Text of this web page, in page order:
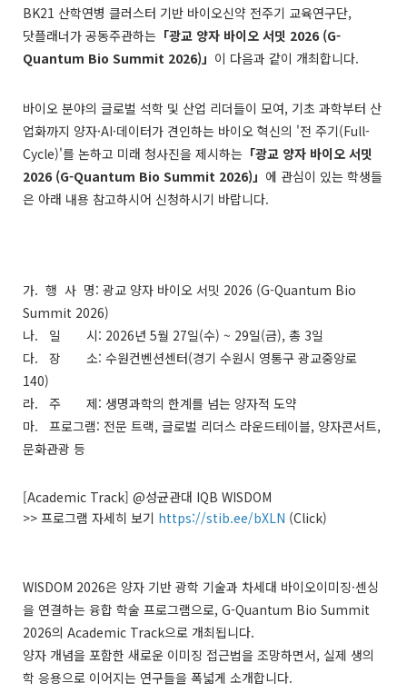
BK21 산학연병 클러스터 기반 바이오신약 전주기 교육연구단,
닷플래너가 공동주관하는 「광교 양자 바이오 서밋 2026 (G-
Quantum Bio Summit 2026)」 이 다음과 같이 개최합니다.
바이오 분야의 글로벌 석학 및 산업 리더들이 모여, 기초 과학부터 산
업화까지 양자·AI·데이터가 견인하는 바이오 혁신의 '전 주기(Full-
Cycle)'를 논하고 미래 청사진을 제시하는 「광교 양자 바이오 서밋
2026 (G-Quantum Bio Summit 2026)」 에 관심이 있는 학생들
은 아래 내용 참고하시어 신청하시기 바랍니다.
가. 행 사 명: 광교 양자 바이오 서밋 2026 (G-Quantum Bio
Summit 2026)
나. 일 시: 2026년 5월 27일(수) ~ 29일(금), 총 3일
다. 장 소: 수원컨벤션센터(경기 수원시 영통구 광교중앙로
140)
라. 주 제: 생명과학의 한계를 넘는 양자적 도약
마. 프로그램: 전문 트랙, 글로벌 리더스 라운드테이블, 양자콘서트,
문화관광 등
[Academic Track] @성균관대 IQB WISDOM
>> 프로그램 자세히 보기 https://stib.ee/bXLN (Click)
WISDOM 2026은 양자 기반 광학 기술과 차세대 바이오이미징·센싱
을 연결하는 융합 학술 프로그램으로, G-Quantum Bio Summit
2026의 Academic Track으로 개최됩니다.
양자 개념을 포함한 새로운 이미징 접근법을 조망하면서, 실제 생의
학 응용으로 이어지는 연구들을 폭넓게 소개합니다.